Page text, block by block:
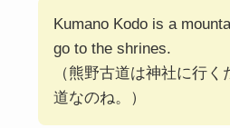
Kumano Kodo is a
go to the shrines.
（熊野古道は神社に行く
道なのね。）